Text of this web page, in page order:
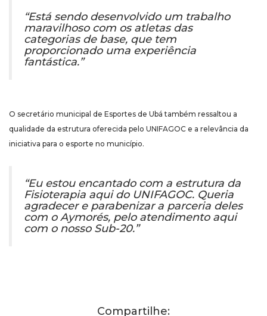
“Está sendo desenvolvido um trabalho
maravilhoso com os atletas das
categorias de base, que tem
proporcionado uma experiência
fantástica.”
O secretário municipal de Esportes de Ubá também ressaltou a
qualidade da estrutura oferecida pelo UNIFAGOC e a relevância da
iniciativa para o esporte no município.
“Eu estou encantado com a estrutura da
Fisioterapia aqui do UNIFAGOC. Queria
agradecer e parabenizar a parceria deles
com o Aymorés, pelo atendimento aqui
com o nosso Sub-20.”
Compartilhe: